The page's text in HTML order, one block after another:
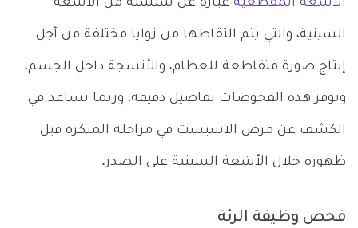
السينية، والتي يتم التقاطها من زوايا مختلفة من أجل
إنتاج صورة متقاطعة للعظام، والأنسجة داخل الجسم،
وتوفر هذه الفحوصات تفاصيل دقيقة، وربما تساعد في
الكشف عن مرض الاسبست في مراحله المبكرة قبل
ظهوره خلال الأشعة السينية على الصدر.
فحص وظيفة الرئة